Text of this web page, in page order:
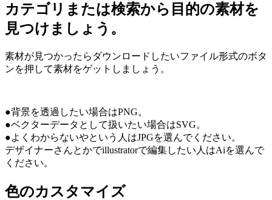
カテゴリまたは検索から目的の素材を
見つけましょう。
素材が見つかったらダウンロードしたいファイル形式のボタ
ンを押して素材をゲットしましょう。
●背景を透過したい場合はPNG。
●ベクターデータとして扱いたい場合はSVG。
●よくわからないやという人はJPGを選んでください。
デザイナーさんとかでillustratorで編集したい人はAiを選んで
ください。
色のカスタマイズ